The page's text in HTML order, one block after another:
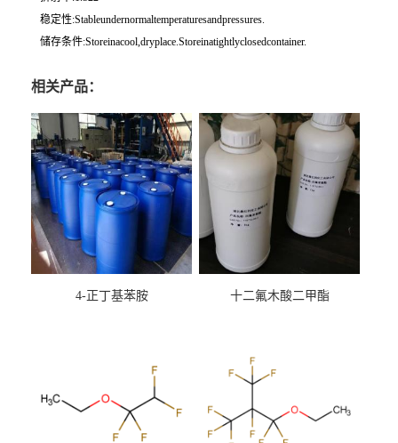
稳定性:Stableundernormaltemperaturesandpressures.
储存条件:Storeinacool,dryplace.Storeinatightlyclosedcontainer.
相关产品：
4-正丁基苯胺 十二氟木酸二甲酯